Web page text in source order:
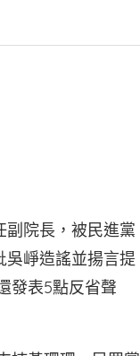
副院長，被民進黨
崢造謠並揚言提
發表5點反省聲